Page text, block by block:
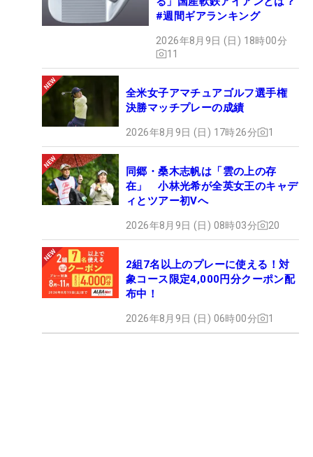
#週間ギアランキング
2026年8月9日 (日) 18時00分
11
全米女子アマチュアゴルフ選手権
決勝マッチプレーの成績
2026年8月9日 (日) 17時26分 1
同郷・桑木志帆は「雲の上の存
在」 小林光希が全英女王のキャデ
ィとツアー初Vへ
2026年8月9日 (日) 08時03分 20
2組7名以上のプレーに使える！対
象コース限定4,000円分クーポン配
布中！
2026年8月9日 (日) 06時00分 1